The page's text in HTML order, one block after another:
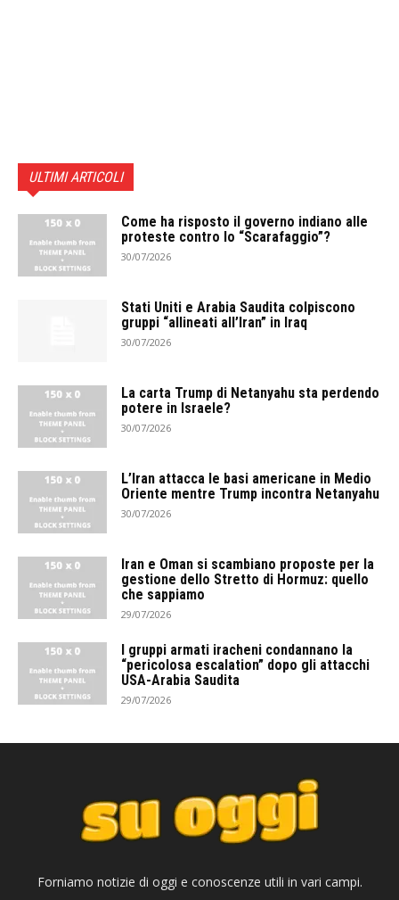
ULTIMI ARTICOLI
Come ha risposto il governo indiano alle
proteste contro lo “Scarafaggio”?
30/07/2026
Stati Uniti e Arabia Saudita colpiscono
gruppi “allineati all’Iran” in Iraq
30/07/2026
La carta Trump di Netanyahu sta perdendo
potere in Israele?
30/07/2026
L’Iran attacca le basi americane in Medio
Oriente mentre Trump incontra Netanyahu
30/07/2026
Iran e Oman si scambiano proposte per la
gestione dello Stretto di Hormuz: quello
che sappiamo
29/07/2026
I gruppi armati iracheni condannano la
“pericolosa escalation” dopo gli attacchi
USA-Arabia Saudita
29/07/2026
Forniamo notizie di oggi e conoscenze utili in vari campi.